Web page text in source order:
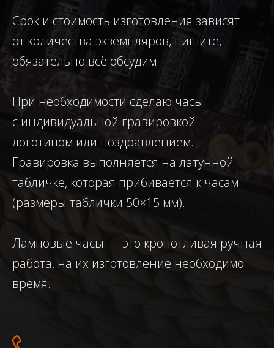
Срок и стоимость изготовления зависят
от количества экземпляров, пишите,
обязательно всё обсудим.
При необходимости сделаю часы
с индивидуальной гравировкой —
логотипом или поздравлением.
Гравировка выполняется на латунной
табличке, которая прибивается к часам
(размеры таблички 50×15 мм).
Ламповые часы — это кропотливая ручная
работа, на их изготовление необходимо
время.